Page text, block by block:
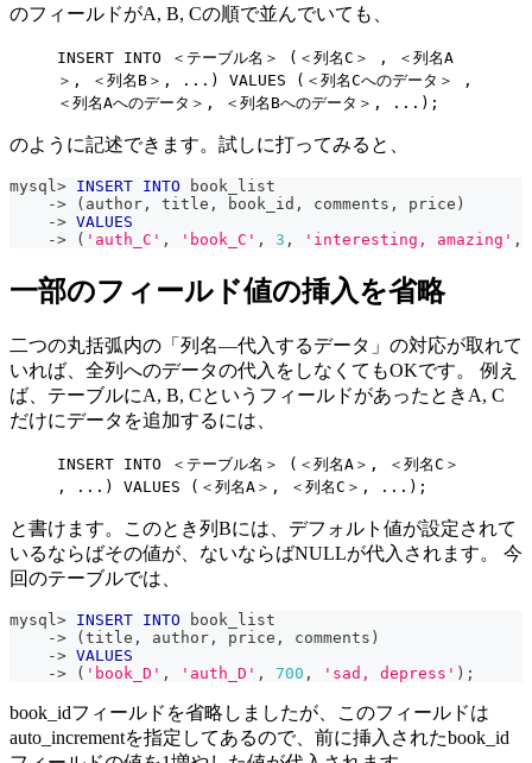
のフィールドがA, B, Cの順で並んでいても、
INSERT INTO ＜テーブル名＞ (＜列名C＞ , ＜列名A
＞, ＜列名B＞, ...) VALUES (＜列名Cへのデータ＞ ,
＜列名Aへのデータ＞, ＜列名Bへのデータ＞, ...);
のように記述できます。試しに打ってみると、
mysql > INSERT INTO book_list
-> ( author , title , book_id , comments , price )
-> VALUES
-> ( 'auth_C' , 'book_C' , 3 , 'interesting, amazing' ,
一部のフィールド値の挿入を省略
二つの丸括弧内の「列名―代入するデータ」の対応が取れて
いれば、全列へのデータの代入をしなくてもOKです。 例え
ば、テーブルにA, B, CというフィールドがあったときA, C
だけにデータを追加するには、
INSERT INTO ＜テーブル名＞ (＜列名A＞, ＜列名C＞
, ...) VALUES (＜列名A＞, ＜列名C＞, ...);
と書けます。このとき列Bには、デフォルト値が設定されて
いるならばその値が、ないならばNULLが代入されます。 今
回のテーブルでは、
mysql > INSERT INTO book_list
-> (title , author , price , comments )
-> VALUES
-> ( 'book_D' , 'auth_D' , 700 , 'sad, depress' ) ;
book_idフィールドを省略しましたが、このフィールドは
auto_incrementを指定してあるので、前に挿入されたbook_id